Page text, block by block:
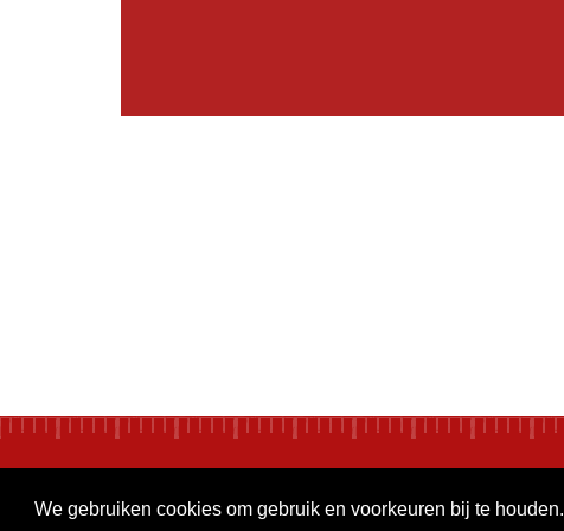
We gebruiken cookies om gebruik en voorkeuren bij te houden.